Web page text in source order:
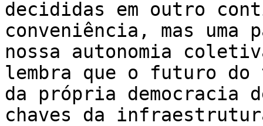
decididas em outro
conveniência, mas
nossa autonomia
lembra que o futuro
da própria democracia
chaves da